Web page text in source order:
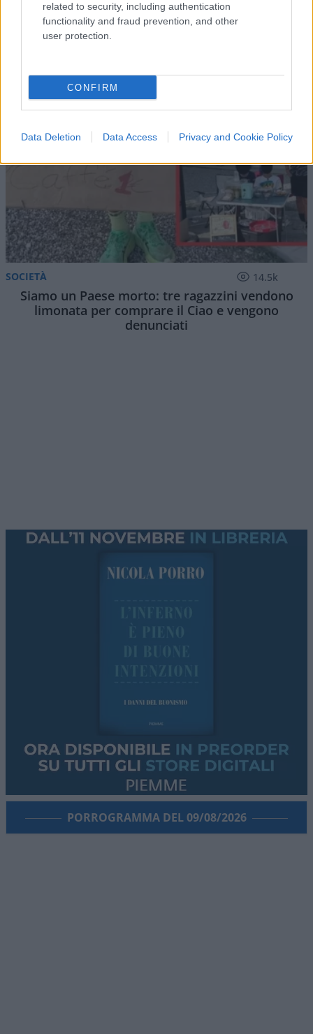
related to security, including authentication
functionality and fraud prevention, and other
user protection.
CONFIRM
Data Deletion Data Access Privacy and Cookie Policy
IL PIÙ LETTO DEL MESE
SOCIETÀ 14.5k
Siamo un Paese morto: tre ragazzini vendono
limonata per comprare il Ciao e vengono
denunciati
PORROGRAMMA DEL 09/08/2026